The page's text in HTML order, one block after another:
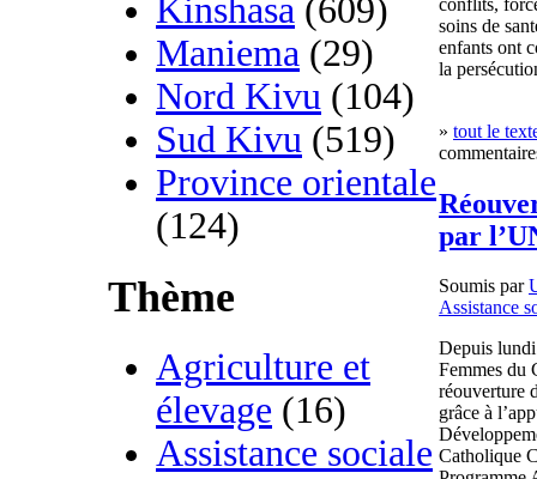
Kinshasa (609)
Maniema (29)
Nord Kivu (104)
Sud Kivu (519)
Province orientale
(124)
Thème
Agriculture et
élevage (16)
Assistance sociale
soins de
enfants ont
la
» tout le
par
Soumis par
Assistance
Depuis
Femmes du
réouverture
grâce à
Catholique